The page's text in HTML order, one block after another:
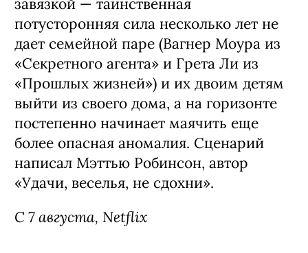
потусторонняя сила несколько лет не
дает семейной паре (Вагнер Моура из
«Секретного агента» и Грета Ли из
«Прошлых жизней») и их двоим детям
выйти из своего дома, а на горизонте
постепенно начинает маячить еще
более опасная аномалия. Сценарий
написал Мэттью Робинсон, автор
«Удачи, веселья, не сдохни».
С 7 августа, Netflix